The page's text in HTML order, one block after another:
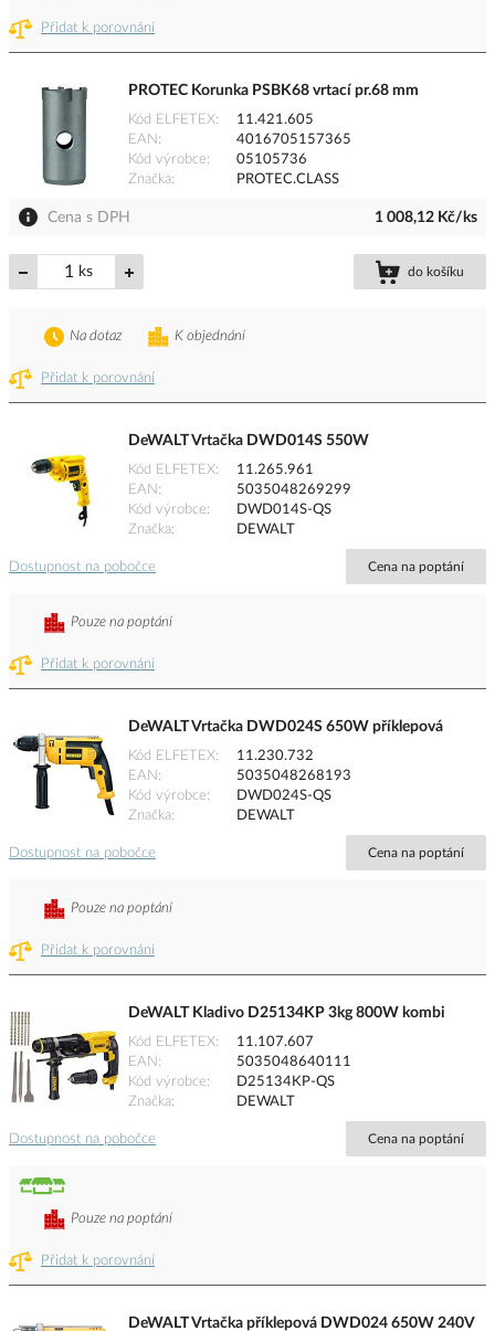
Přidat k porovnání
PROTEC Korunka PSBK68 vrtací pr.68 mm
Kód ELFETEX
11.421.605
EAN
4016705157365
Kód výrobce
05105736
Značka
PROTEC.CLASS
Cena s DPH 1 008,12 Kč/ks
ks do košíku
Přidat k porovnání
K objednání
Na dotaz
DeWALT Vrtačka DWD014S 550W
Kód ELFETEX
11.265.961
EAN
5035048269299
Kód výrobce
DWD014S-QS
Značka
DEWALT
Dostupnost na pobočce Cena na poptání
Přidat k porovnání
Pouze na poptání
DeWALT Vrtačka DWD024S 650W příklepová
Kód ELFETEX
11.230.732
EAN
5035048268193
Kód výrobce
DWD024S-QS
Značka
DEWALT
Dostupnost na pobočce Cena na poptání
Přidat k porovnání
Pouze na poptání
DeWALT Kladivo D25134KP 3kg 800W kombi
Kód ELFETEX
11.107.607
EAN
5035048640111
Kód výrobce
D25134KP-QS
Značka
DEWALT
Dostupnost na pobočce Cena na poptání
Přidat k porovnání
Pouze na poptání
DeWALT Vrtačka příklepová DWD024 650W 240V